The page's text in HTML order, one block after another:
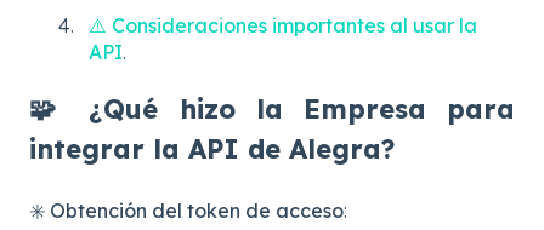
⚠️ Consideraciones importantes al usar la
API.
🧩 ¿Qué hizo la Empresa para
integrar la API de Alegra?
✳️ Obtención del token de acceso: